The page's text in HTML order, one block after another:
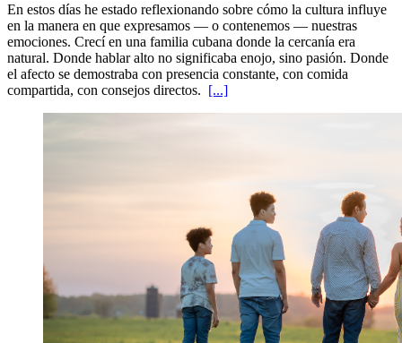
En estos días he estado reflexionando sobre cómo la cultura influye
en la manera en que expresamos — o contenemos — nuestras
emociones. Crecí en una familia cubana donde la cercanía era
natural. Donde hablar alto no significaba enojo, sino pasión. Donde
el afecto se demostraba con presencia constante, con comida
compartida, con consejos directos. [...]